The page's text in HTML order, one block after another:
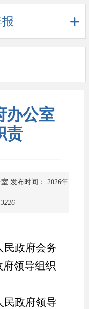
办公室
责
发布时间： 2026年
3226
政府会务
领导组织
政府领导